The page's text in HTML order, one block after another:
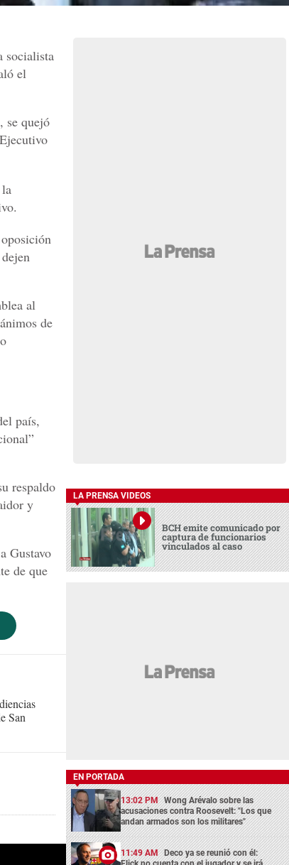
socialista
el
se quejó
al
de
país,
respaldo
y
Gustavo
de que
San
LA PRENSA VIDEOS
BCH emite comunicado por
captura de funcionarios
vinculados al caso
EN PORTADA
13:02 PM Wong Arévalo sobre las
acusaciones contra Roosevelt: "Los que
andan armados son los militares"
11:49 AM Deco ya se reunió con él: